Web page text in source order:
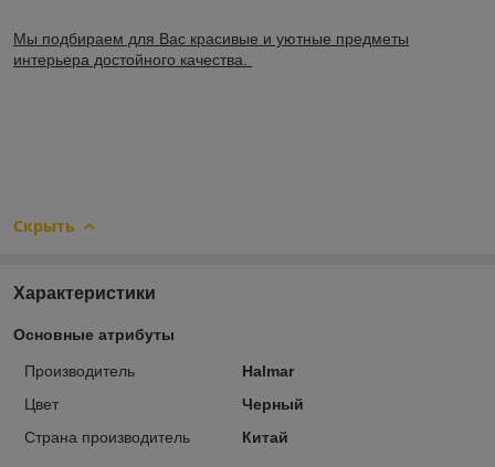
Мы подбираем для Вас красивые и уютные предметы
интерьера достойного качества.
Скрыть
Характеристики
Основные атрибуты
Производитель
Halmar
Цвет
Черный
Страна производитель
Китай